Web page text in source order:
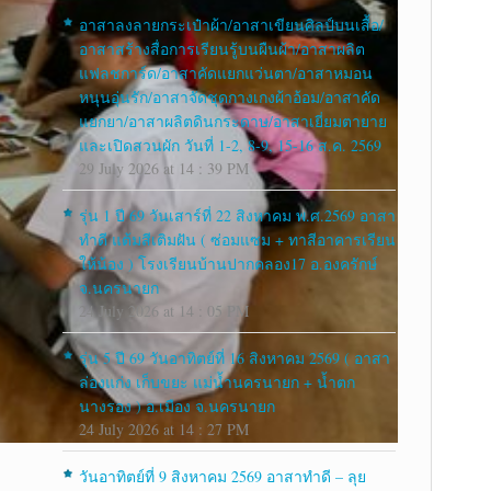
อาสาลงลายกระเป๋าผ้า/อาสาเขียนศิลป์บนเสื้อ/
อาสาสร้างสื่อการเรียนรู้บนผืนผ้า/อาสาผลิต
แฟลชการ์ด/อาสาคัดแยกแว่นตา/อาสาหมอน
หนุนอุ่นรัก/อาสาจัดชุดกางเกงผ้าอ้อม/อาสาคัด
แยกยา/อาสาผลิตดินกระดาษ/อาสาเยี่ยมตายาย
และเปิดสวนผัก วันที่ 1-2, 8-9, 15-16 ส.ค. 2569
29 July 2026 at 14 : 39 PM
รุ่น 1 ปี 69 วันเสาร์ที่ 22 สิงหาคม พ.ศ.2569 อาสา
ทำดี แต้มสีเติมฝัน ( ซ่อมแซม + ทาสีอาคารเรียน
ให้น้อง ) โรงเรียนบ้านปากคลอง17 อ.องครักษ์
จ.นครนายก
24 July 2026 at 14 : 05 PM
รุ่น 5 ปี 69 วันอาทิตย์ที่ 16 สิงหาคม 2569 ( อาสา
ล่องแก่ง เก็บขยะ แม่น้ำนครนายก + น้ำตก
นางรอง ) อ.เมือง จ.นครนายก
24 July 2026 at 14 : 27 PM
วันอาทิตย์ที่ 9 สิงหาคม 2569 อาสาทำดี – ลุย